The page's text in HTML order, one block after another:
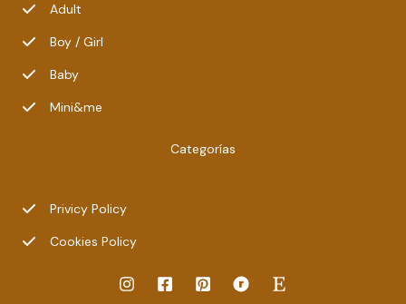
Adult
Boy / Girl
Baby
Mini&me
Categorías
Privicy Policy
Cookies Policy